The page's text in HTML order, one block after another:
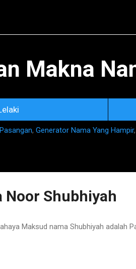
Makna
, Generator Nama Yang Hampir,
Noor Shubhiyah
Maksud nama Shubhiyah adalah